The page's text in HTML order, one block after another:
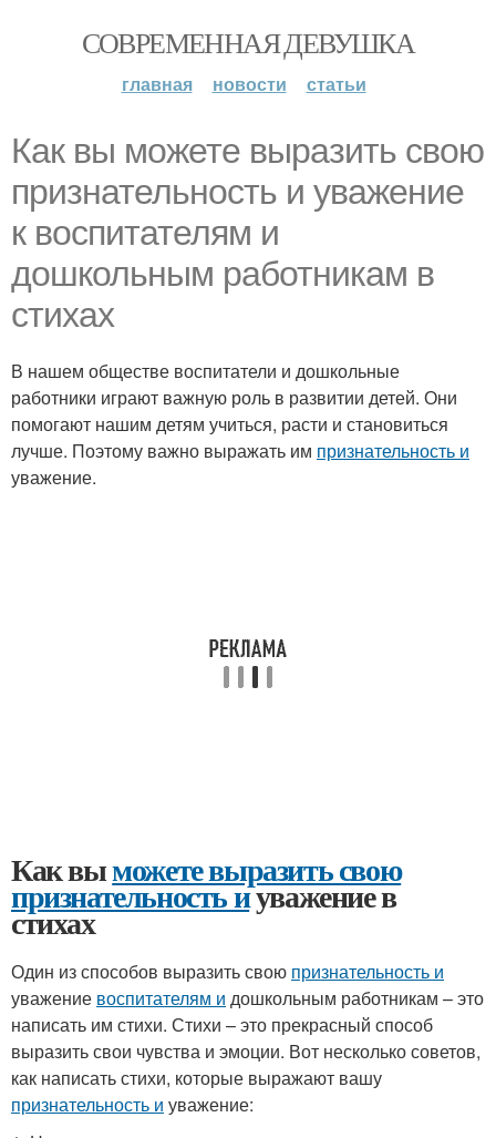
СОВРЕМЕННАЯ ДЕВУШКА
главная новости статьи
Как вы можете выразить свою
признательность и уважение
к воспитателям и
дошкольным работникам в
стихах
В нашем обществе воспитатели и дошкольные
работники играют важную роль в развитии детей. Они
помогают нашим детям учиться, расти и становиться
лучше. Поэтому важно выражать им признательность и
уважение.
Как выможете выразить свою
признательность иуважение в
стихах
Один из способов выразить свою признательность и
уважение воспитателям и дошкольным работникам – это
написать им стихи. Стихи – это прекрасный способ
выразить свои чувства и эмоции. Вот несколько советов,
как написать стихи, которые выражают вашу
признательность и уважение: